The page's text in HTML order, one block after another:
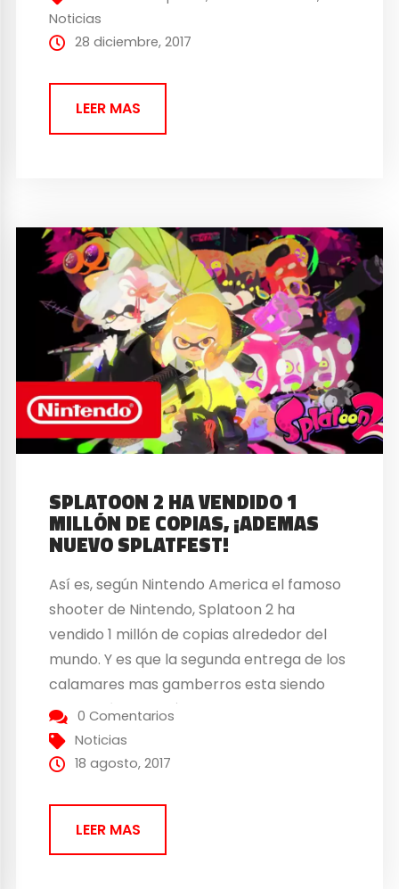
pasado mes de marzo,...
Noticias
28 diciembre, 2017
LEER MAS
SPLATOON 2 HA VENDIDO 1
MILLÓN DE COPIAS, ¡ADEMAS
NUEVO SPLATFEST!
Así es, según Nintendo America el famoso
shooter de Nintendo, Splatoon 2 ha
vendido 1 millón de copias alrededor del
mundo. Y es que la segunda entrega de los
calamares mas gamberros esta siendo
todo un éxito. Según los informes se han
realizado ya más de 400 millones de
batallas online con Inklings de todo el...
0 Comentarios
Noticias
18 agosto, 2017
LEER MAS